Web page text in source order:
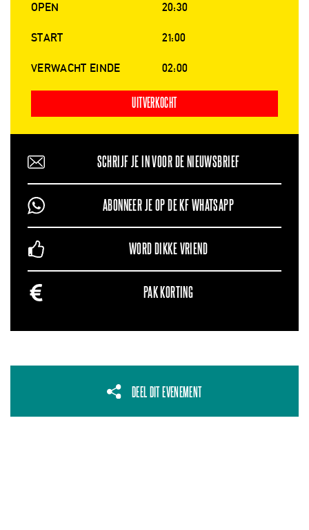
OPEN 20:30
START 21:00
VERWACHT EINDE 02:00
UITVERKOCHT
SCHRIJF JE IN VOOR DE NIEUWSBRIEF
ABONNEER JE OP DE KF WHATSAPP
WORD DIKKE VRIEND
PAK KORTING
DEEL DIT EVENEMENT